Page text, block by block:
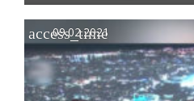
access_time
09.02.2021